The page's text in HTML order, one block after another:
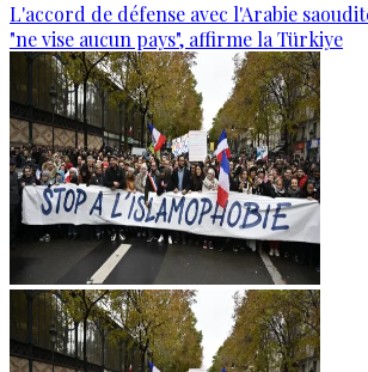
L'accord de défense avec l'Arabie
"ne vise aucun pays", affirme la Türkiye